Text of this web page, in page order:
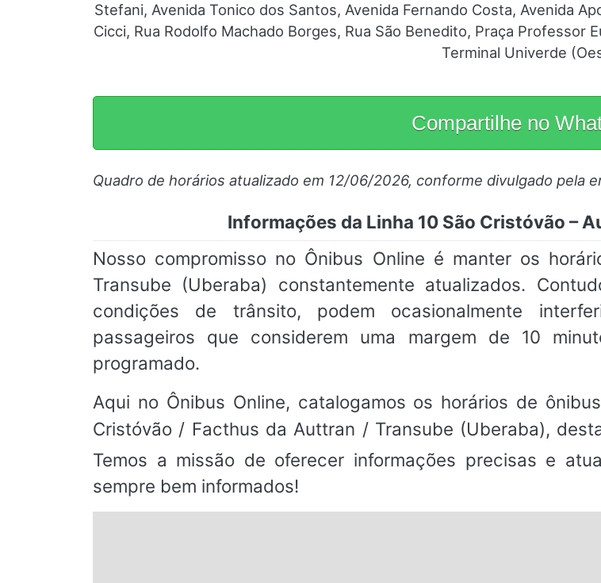
Stefani, Avenida Tonico dos Santos, Avenida Fernando Costa, Avenida
Cicci, Rua Rodolfo Machado Borges, Rua São Benedito, Praça Professor
Terminal Univerde
Compartilhe no
Quadro de horários atualizado em 12/06/2026, conforme divulgado pela
Informações da Linha 10 São Cristóvão –
Nosso compromisso no Ônibus Online é manter os
Transube (Uberaba) constantemente atualizados.
condições de trânsito, podem ocasionalmente
passageiros que considerem uma margem de 10
programado.
Aqui no Ônibus Online, catalogamos os horários de
Cristóvão / Facthus da Auttran / Transube (Uberaba),
Temos a missão de oferecer informações precisas e
sempre bem informados!